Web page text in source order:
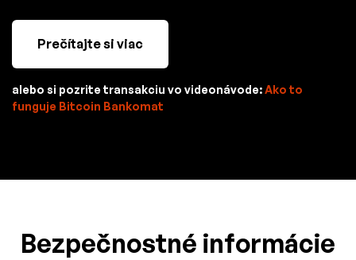
Prečítajte si viac
alebo si pozrite transakciu vo videonávode:Ako to
funguje Bitcoin Bankomat
Bezpečnostné informácie